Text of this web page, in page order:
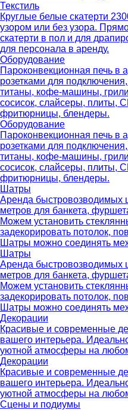
Текстиль
Круглые белые скатерти
узором или без узора.
скатерти в пол и для
для персонала в аренду.
Оборудование
Пароконвекционная печь в
розетками для
титаны, кофе-машины,
сосисок, слайсеры, плиты,
фритюрницы, блендеры.
Оборудование
Пароконвекционная печь в
розетками для
титаны, кофе-машины,
сосисок, слайсеры, плиты,
фритюрницы, блендеры.
Шатры
Аренда быстровозводимых
метров для банкета,
Можем установить
задекорировать потолок,
Шатры можно соединять
Шатры
Аренда быстровозводимых
метров для банкета,
Можем установить
задекорировать потолок,
Шатры можно соединять
Декорации
Красивые и современные
вашего интерьера.
уютной атмосферы на
Декорации
Красивые и современные
вашего интерьера.
уютной атмосферы на
Сцены и подиумы